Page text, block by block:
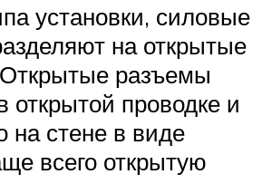
установки, силовые
на открытые
разъемы
открытой проводке и
на стене в виде
всего открытую